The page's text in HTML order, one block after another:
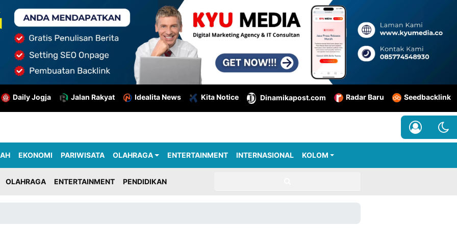
Daily Jogja Jalan Rakyat Idealita News Kita Notice Dinamikapost.com Radar Baru Seedbacklink
EKONOMI PARIWISATA OLAHRAGA ENTERTAINMENT INTERNASIONAL KOLOM
OLAHRAGA ENTERTAINMENT PENDIDIKAN